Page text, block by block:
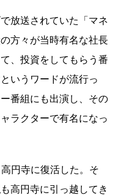
放送されていた「マネ
方々が当時有名な社長
、投資をしてもらう番
いうワードが流行っ
番組にも出演し、その
ラクターで有名になっ
円寺に復活した。そ
高円寺に引っ越してき